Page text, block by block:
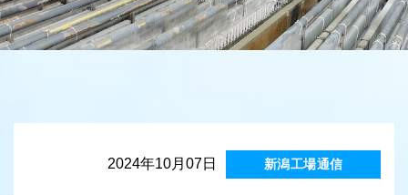
2024年10月07日 新潟工場通信